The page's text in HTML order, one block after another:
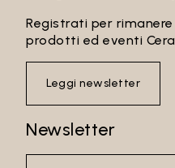
Registrati per
prodotti ed eventi
Leggi newsletter
Newsletter